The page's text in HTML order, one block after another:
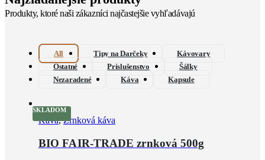
Produkty, ktoré naši zákazníci najčastejšie vyhľadávajú
All Tipy na Darčeky
Kávovary
Ostatné
Príslušenstvo
Šálky
Nezaradené
Káva Kapsule
SKLADOM
Káva,Zrnková káva
BIO FAIR-TRADE zrnková 500g